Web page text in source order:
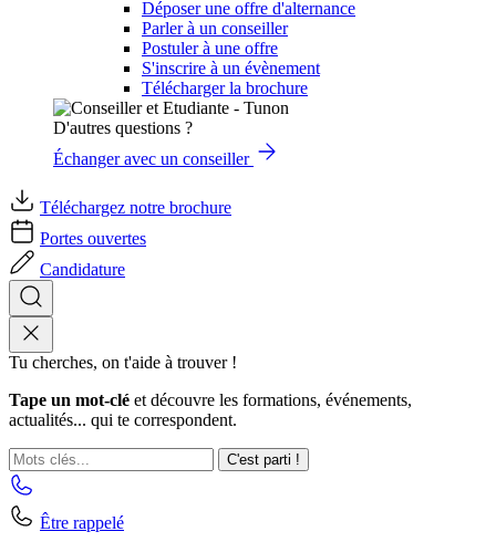
Déposer une offre d'alternance
Parler à un conseiller
Postuler à une offre
S'inscrire à un évènement
Télécharger la brochure
D'autres questions ?
Échanger avec un conseiller
Téléchargez notre brochure
Portes ouvertes
Candidature
Tu cherches, on t'aide à trouver !
Tape un mot-clé et découvre les formations, événements,
actualités... qui te correspondent.
C'est parti !
Être rappelé